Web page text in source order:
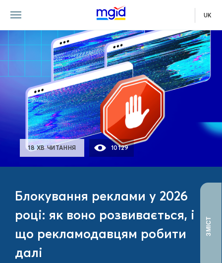
UK
ЗМІСТ
Блокування реклами у 2026
році: як воно розвивається, і
що рекламодавцям робити
далі
18 ХВ ЧИТАННЯ 10129
ПОСІБНИК